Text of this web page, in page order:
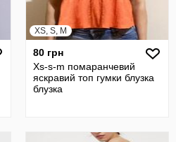
XS, S, M
80 грн
Xs-s-m помаранчевий
яскравий топ гумки блузка
блузка